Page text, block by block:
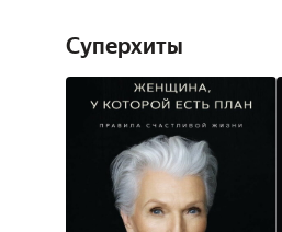
Суперхиты